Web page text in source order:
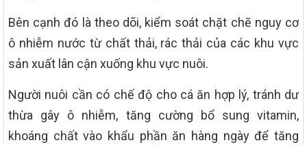
Bên cạnh đó là theo dõi, kiểm soát chặt chẽ nguy cơ
ô nhiễm nước từ chất thải, rác thải của các khu vực
sản xuất lân cận xuống khu vực nuôi.
Người nuôi cần có chế độ cho cá ăn hợp lý, tránh dư
thừa gây ô nhiễm, tăng cường bổ sung vitamin,
khoáng chất vào khẩu phần ăn hàng ngày để tăng